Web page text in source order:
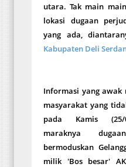
utara. Tak main
lokasi dugaan
yang ada,
Kabupaten Deli
Informasi yang
masyarakat yang
pada Kamis (25/
maraknya
bermoduskan
milik 'Bos besar'